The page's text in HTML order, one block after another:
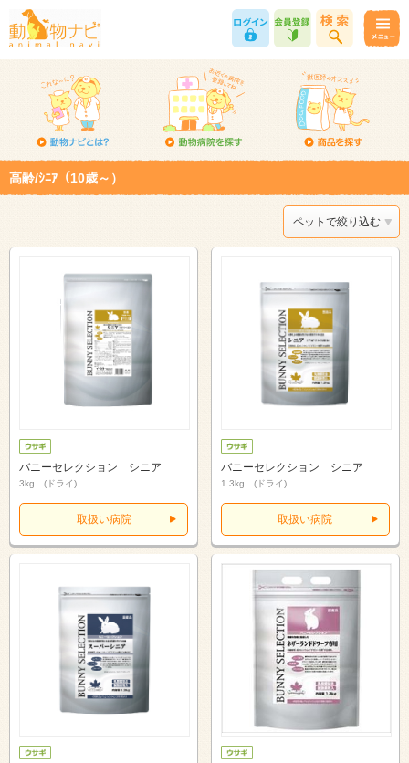
高齢/ｼﾆｱ（10歳～）
ペットで絞り込む
バニーセレクション シニア
3kg (ドライ)
取扱い病院
バニーセレクション シニア
1.3kg (ドライ)
取扱い病院